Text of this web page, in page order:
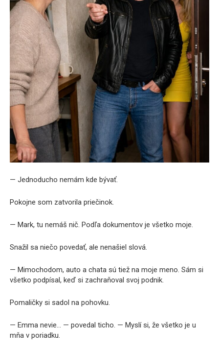
— Jednoducho nemám kde bývať.
Pokojne som zatvorila priečinok.
— Mark, tu nemáš nič. Podľa dokumentov je všetko moje.
Snažil sa niečo povedať, ale nenašiel slová.
— Mimochodom, auto a chata sú tiež na moje meno. Sám si
všetko podpísal, keď si zachraňoval svoj podnik.
Pomaličky si sadol na pohovku.
— Emma nevie… — povedal ticho. — Myslí si, že všetko je u
mňa v poriadku.